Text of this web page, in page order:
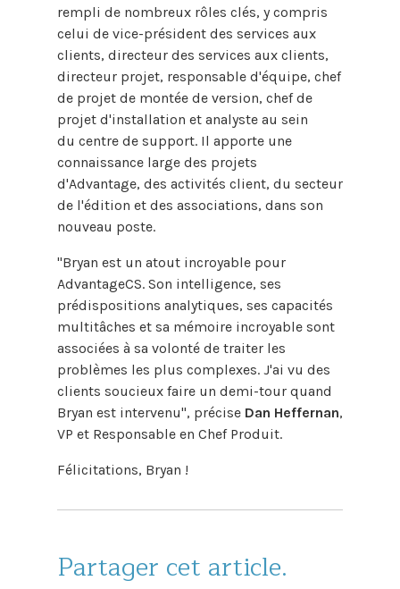
rempli de nombreux rôles clés, y compris
celui de vice-président des services aux
clients, directeur des services aux clients,
directeur projet, responsable d'équipe, chef
de projet de montée de version, chef de
projet d'installation et analyste au sein
du centre de support. Il apporte une
connaissance large des projets
d'Advantage, des activités client, du secteur
de l'édition et des associations, dans son
nouveau poste.
"Bryan est un atout incroyable pour
AdvantageCS. Son intelligence, ses
prédispositions analytiques, ses capacités
multitâches et sa mémoire incroyable sont
associées à sa volonté de traiter les
problèmes les plus complexes. J'ai vu des
clients soucieux faire un demi-tour quand
Bryan est intervenu", précise Dan Heffernan,
VP et Responsable en Chef Produit.
Félicitations, Bryan !
Partager cet article.